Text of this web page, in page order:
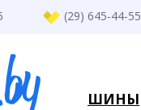
(29) 645-44-55
ШИНЫ